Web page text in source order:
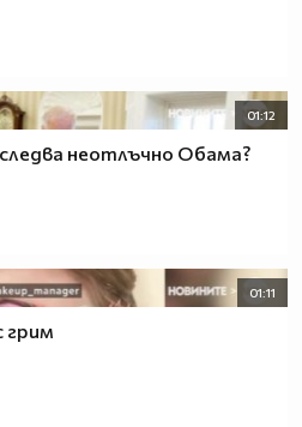
01:12
неотлъчно Обама?
01:11
грим